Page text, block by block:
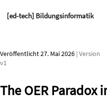
[ed-tech] Bildungsinformatik
Veröffentlicht 27. Mai 2026 | Version
v1
The OER Paradox